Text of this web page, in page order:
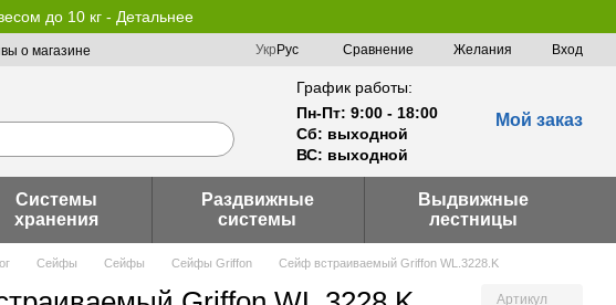
до 10 кг - Детальнее
о магазине
Укр Рус Сравнение Желания Вход
График работы:
Пн-Пт: 9:00 - 18:00
Сб: выходной
ВС: выходной
Мой заказ
Системы
хранения
Раздвижные
системы
Выдвижные
лестницы
Сейфы Сейфы Сейфы Griffon Сейф встраиваемый Griffon WL.3228.K
Артикул